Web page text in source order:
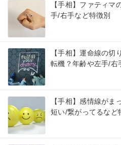
【手相】ファティマ
手/右手など特徴別
【手相】運命線の切
転機？年齢や左手/右
【手相】感情線がま
短い/繋がってるなど